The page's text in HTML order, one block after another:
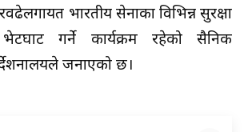
भारतीय सेनाका विभिन्न सुरक्षा
गर्ने कार्यक्रम रहेको सैनिक
जनाएको छ।